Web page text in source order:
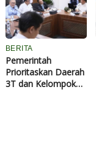
Kepemimpinan
BERITA
Pemerintah
Prioritaskan Daerah
3T dan Kelompok